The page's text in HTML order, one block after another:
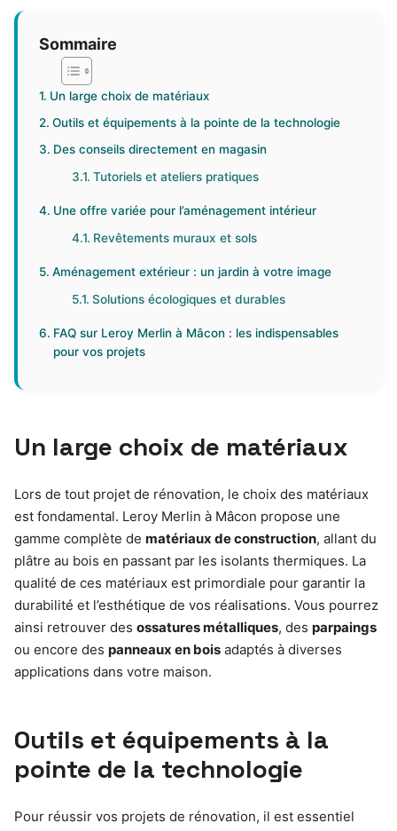
Sommaire
Un large choix de matériaux
Outils et équipements à la pointe de la technologie
Des conseils directement en magasin
Tutoriels et ateliers pratiques
Une offre variée pour l’aménagement intérieur
Revêtements muraux et sols
Aménagement extérieur : un jardin à votre image
Solutions écologiques et durables
FAQ sur Leroy Merlin à Mâcon : les indispensables
pour vos projets
Un large choix de matériaux
Lors de tout projet de rénovation, le choix des matériaux
est fondamental. Leroy Merlin à Mâcon propose une
gamme complète de matériaux de construction, allant du
plâtre au bois en passant par les isolants thermiques. La
qualité de ces matériaux est primordiale pour garantir la
durabilité et l’esthétique de vos réalisations. Vous pourrez
ainsi retrouver des ossatures métalliques, des parpaings
ou encore des panneaux en bois adaptés à diverses
applications dans votre maison.
Outils et équipements à la
pointe de la technologie
Pour réussir vos projets de rénovation, il est essentiel